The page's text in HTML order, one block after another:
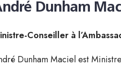
Dunham
Conseiller à
Dunham Maciel est